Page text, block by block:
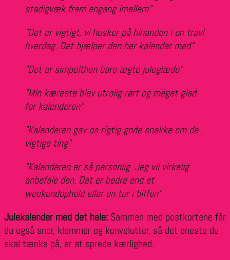
stadigvæk frem engang imellem"
"Det er vigtigt, vi husker på hinanden i en travl
hverdag. Det hjælper den her kalender med"
"Det er simpelthen bare ægte juleglæde"
"Min kæreste blev utrolig rørt og meget glad
for kalenderen"
"Kalenderen gav os rigtig gode snakke om de
vigtige ting"
"Kalenderen er så personlig. Jeg vil virkelig
anbefale den. Det er bedre end et
weekendophold eller en tur i biffen"
Julekalender med det hele: Sammen med postkortene får
du også snor, klemmer og konvolutter, så det eneste du
skal tænke på, er at sprede kærlighed.